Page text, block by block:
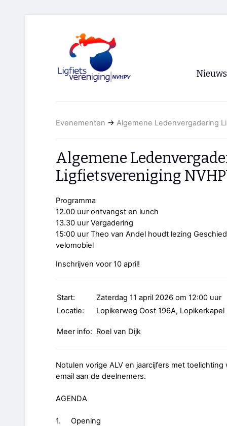
Nieuws
RSS
Evenementen → Algemene Ledenvergadering
Algemene
Ligfietsvereniging
Programma
12.00 uur ontvangst en lunch
13.30 uur Vergadering
15:00 uur Theo van Andel houdt lezing
velomobiel
Inschrijven voor 10 april!
Start:
Zaterdag 11 april 2026 om 12:00 uur
Locatie:
Lopikerweg Oost 196A, Lopikerkapel
Meer info: Roel van Dijk
Notulen vorige ALV en jaarcijfers met
email aan de deelnemers.
AGENDA
1. Opening